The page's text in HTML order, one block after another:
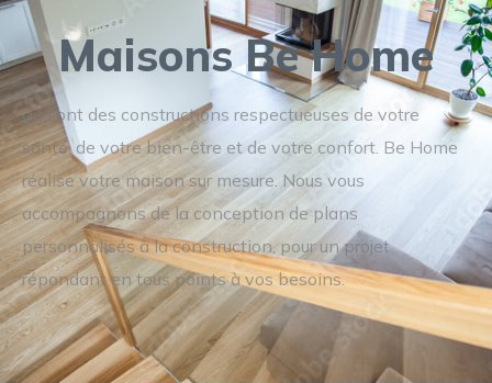
Maisons Be Home
Ce sont des constructions respectueuses de votre
santé, de votre bien-être et de votre confort. Be Home
réalise votre maison sur mesure. Nous vous
accompagnons de la conception de plans
personnalisés à la construction, pour un projet
répondant en tous points à vos besoins.